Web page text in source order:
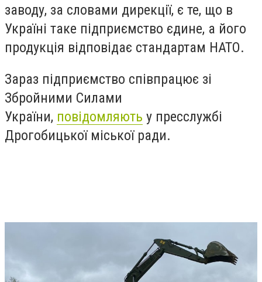
заводу, за словами дирекції, є те, що в
Україні таке підприємство єдине, а його
продукція відповідає стандартам НАТО.
Зараз підприємство співпрацює зі
Збройними Силами
України, повідомляють у пресслужбі
Дрогобицької міської ради.